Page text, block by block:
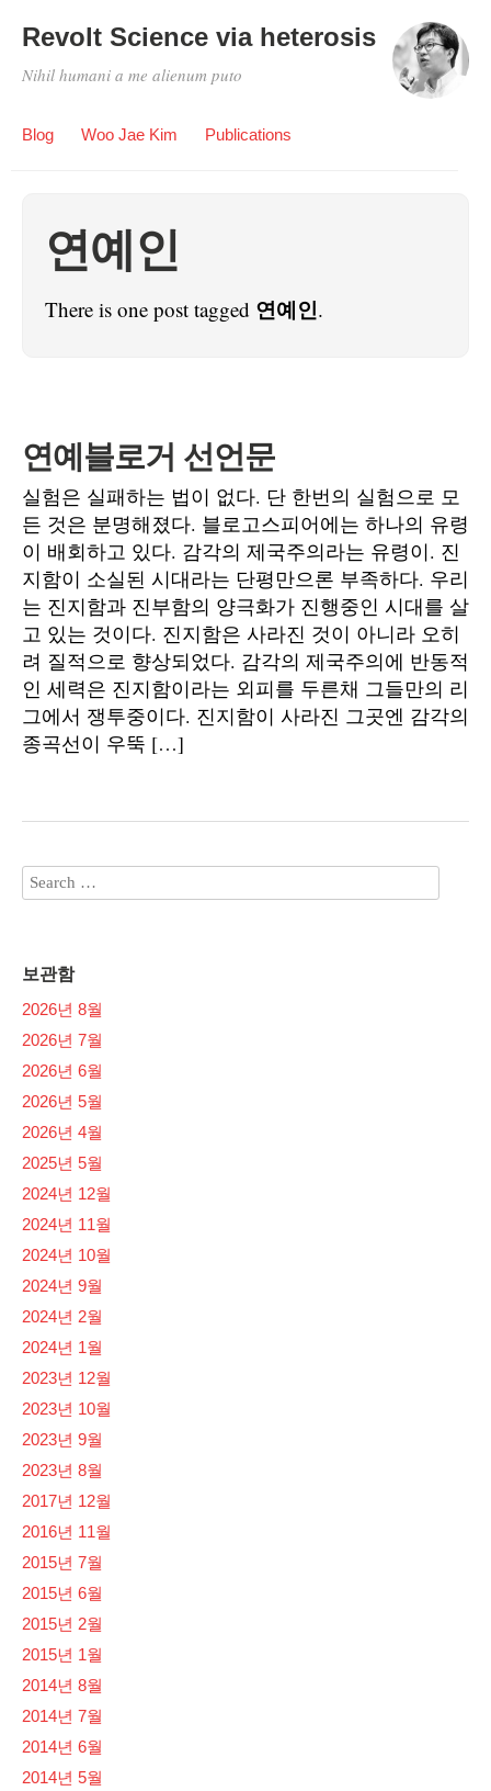
Revolt Science via heterosis
Nihil humani a me alienum puto
Blog Woo Jae Kim Publications
연예인
There is one post tagged 연예인.
연예블로거 선언문
실험은 실패하는 법이 없다. 단 한번의 실험으로 모
든 것은 분명해졌다. 블로고스피어에는 하나의 유령
이 배회하고 있다. 감각의 제국주의라는 유령이. 진
지함이 소실된 시대라는 단평만으론 부족하다. 우리
는 진지함과 진부함의 양극화가 진행중인 시대를 살
고 있는 것이다. 진지함은 사라진 것이 아니라 오히
려 질적으로 향상되었다. 감각의 제국주의에 반동적
인 세력은 진지함이라는 외피를 두른채 그들만의 리
그에서 쟁투중이다. 진지함이 사라진 그곳엔 감각의
종곡선이 우뚝 […]
보관함
2026년 8월
2026년 7월
2026년 6월
2026년 5월
2026년 4월
2025년 5월
2024년 12월
2024년 11월
2024년 10월
2024년 9월
2024년 2월
2024년 1월
2023년 12월
2023년 10월
2023년 9월
2023년 8월
2017년 12월
2016년 11월
2015년 7월
2015년 6월
2015년 2월
2015년 1월
2014년 8월
2014년 7월
2014년 6월
2014년 5월